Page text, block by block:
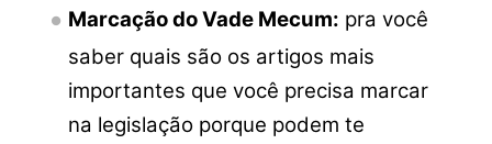
Marcação do Vade Mecum: pra você
saber quais são os artigos mais
importantes que você precisa marcar
na legislação porque podem te